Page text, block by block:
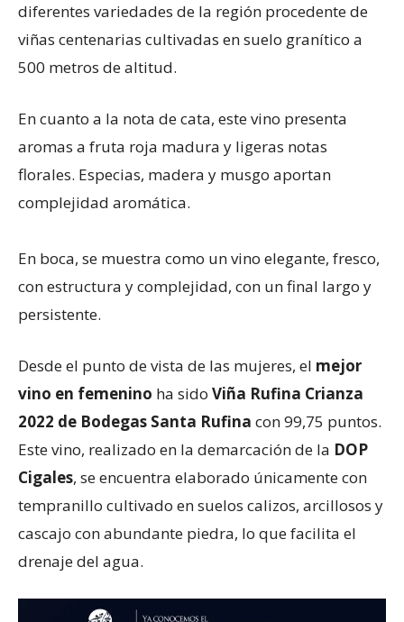
diferentes variedades de la región procedente de
viñas centenarias cultivadas en suelo granítico a
500 metros de altitud.
En cuanto a la nota de cata, este vino presenta
aromas a fruta roja madura y ligeras notas
florales. Especias, madera y musgo aportan
complejidad aromática.
En boca, se muestra como un vino elegante, fresco,
con estructura y complejidad, con un final largo y
persistente.
Desde el punto de vista de las mujeres, el mejor
vino en femenino ha sido Viña Rufina Crianza
2022 de Bodegas Santa Rufina con 99,75 puntos.
Este vino, realizado en la demarcación de la DOP
Cigales, se encuentra elaborado únicamente con
tempranillo cultivado en suelos calizos, arcillosos y
cascajo con abundante piedra, lo que facilita el
drenaje del agua.